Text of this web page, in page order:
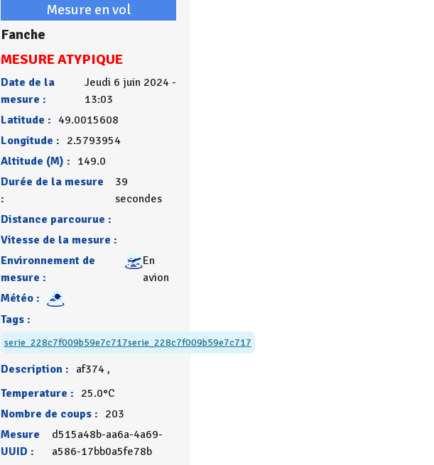
Mesure en vol
Fanche
MESURE ATYPIQUE
Date de la
mesure :
Jeudi 6 juin 2024 -
13:03
Latitude : 49.0015608
Longitude : 2.5793954
Altitude (M) : 149.0
Durée de la mesure
:
39
secondes
Distance parcourue :
Vitesse de la mesure :
Environnement de
mesure :
En
avion
Météo :
Tags :
serie_228c7f009b59e7c717serie_228c7f009b59e7c717
Description : af374 ,
Temperature : 25.0°C
Nombre de coups : 203
Mesure
UUID :
d515a48b-aa6a-4a69-
a586-17bb0a5fe78b